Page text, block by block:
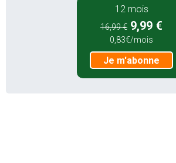
12 mois
16,99 € 9,99 €
0,83€/mois
Je m'abonne